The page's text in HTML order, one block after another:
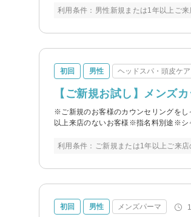
利用条件：男性新規または1年以上ご
初回 男性 ヘッドスパ・頭皮ケア
【ご新規お試し】メンズ
※ご新規のお客様のカウンセリングを
以上来店のないお客様※指名料別途※シ
利用条件：ご新規または1年以上ご来
初回 男性 メンズパーマ